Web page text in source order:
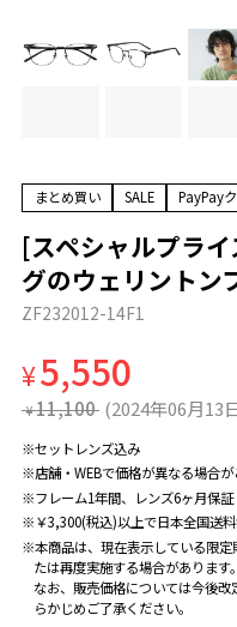
まとめ買い SALE PayPay
[スペシャルプラ
グのウェリントン
ZF232012-14F1
¥5,550
¥ 11,100 (2024年06月13
※セットレンズ込み
※店舗・WEBで価格が異なる場合が
※フレーム1年間、レンズ6ヶ月保証
※￥3,300(税込)以上で日本全国送
※本商品は、現在表示している限定
たは再度実施する場合があります。
なお、販売価格については今後
らかじめご了承ください。